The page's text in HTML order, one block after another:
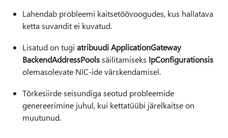
Lahendab probleemi kaitsetöövoogudes, kus hallatava
ketta suvandit ei kuvatud.
Lisatud on tugi atribuudi ApplicationGateway
BackendAddressPoolssäilitamiseks IpConfigurationsis
olemasolevate NIC-ide värskendamisel.
Tõrkesiirde seisundiga seotud probleemide
genereerimine juhul, kui kettatüübi järelkaitse on
muutunud.